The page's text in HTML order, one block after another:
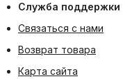
Служба поддержки
Связаться с нами
Возврат товара
Карта сайта